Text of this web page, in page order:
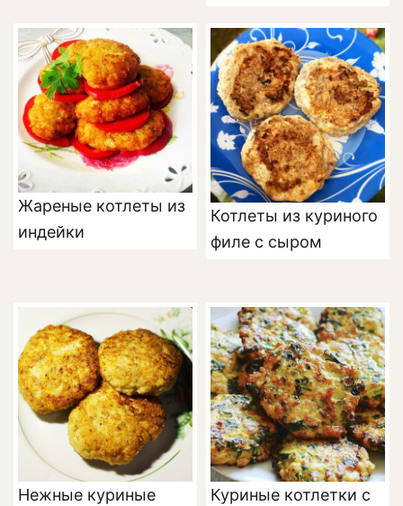
Жареные котлеты из
индейки
Котлеты из куриного
филе с сыром
Нежные куриные
Куриные котлетки с